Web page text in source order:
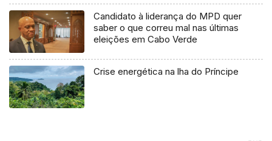
Candidato à liderança do MPD quer
saber o que correu mal nas últimas
eleições em Cabo Verde
Crise energética na lha do Príncipe